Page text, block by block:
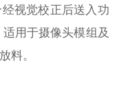
视觉校正后送入功
适用于摄像头模组及
料。